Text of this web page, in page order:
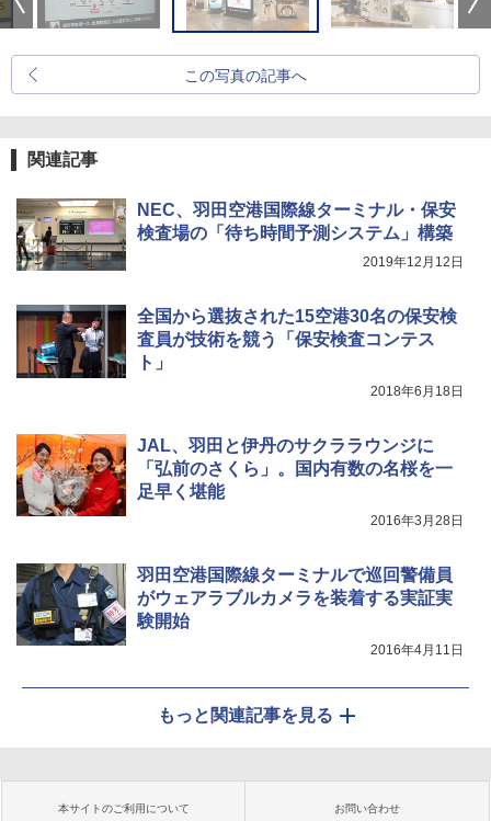
この写真の記事へ
関連記事
NEC、羽田空港国際線ターミナル・保安
検査場の「待ち時間予測システム」構築
2019年12月12日
全国から選抜された15空港30名の保安検
査員が技術を競う「保安検査コンテス
ト」
2018年6月18日
JAL、羽田と伊丹のサクララウンジに
「弘前のさくら」。国内有数の名桜を一
足早く堪能
2016年3月28日
羽田空港国際線ターミナルで巡回警備員
がウェアラブルカメラを装着する実証実
験開始
2016年4月11日
もっと関連記事を見る
本サイトのご利用について お問い合わせ